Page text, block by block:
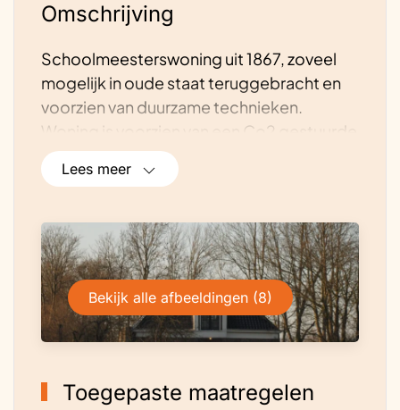
Omschrijving
Schoolmeesterswoning uit 1867, zoveel
mogelijk in oude staat teruggebracht en
voorzien van duurzame technieken.
Woning is voorzien van een Co2 gestuurde
balansventilatie, Vaillant aroTHERM (R290)
lucht/water warmtepomp en
Woning is aan de binnenzijde voorzien van
isolatie.
Lees meer
Bekijk alle afbeeldingen (8)
Toegepaste maatregelen